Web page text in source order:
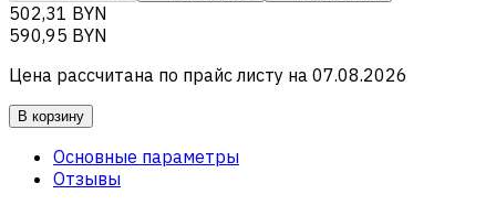
502,31 BYN
590,95 BYN
Цена рассчитана по прайс листу на 07.08.2026
В корзину
Основные параметры
Отзывы